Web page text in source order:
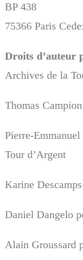
BP 438
75366 Paris
Droits d’auteur
Archives de la
Thomas
Pierre-
Tour d’Argent
Karine
Daniel Dangelo
Alain Groussard